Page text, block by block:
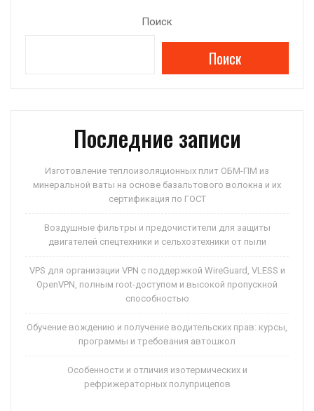
Поиск
Поиск
Последние записи
Изготовление теплоизоляционных плит ОБМ-ПМ из
минеральной ваты на основе базальтового волокна и их
сертификация по ГОСТ
Воздушные фильтры и предочистители для защиты
двигателей спецтехники и сельхозтехники от пыли
VPS для организации VPN с поддержкой WireGuard, VLESS и
OpenVPN, полным root-доступом и высокой пропускной
способностью
Обучение вождению и получение водительских прав: курсы,
программы и требования автошкол
Особенности и отличия изотермических и
рефрижераторных полуприцепов